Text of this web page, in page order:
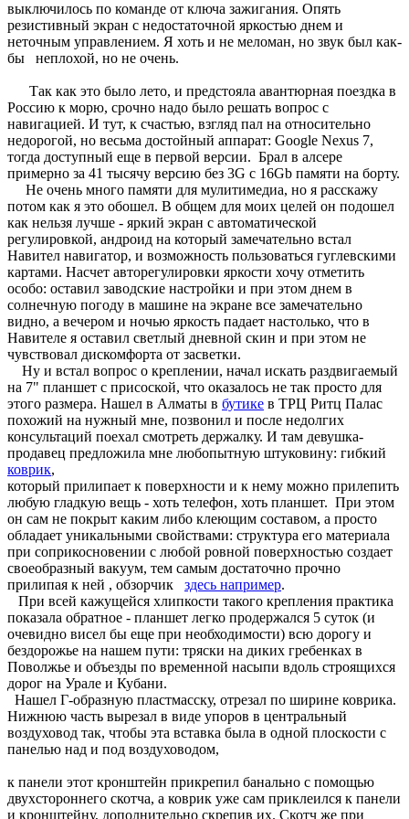
выключилось по команде от ключа зажигания. Опять
резистивный экран с недостаточной яркостью днем и
неточным управлением. Я хоть и не меломан, но звук был как-
бы неплохой, но не очень.
Так как это было лето, и предстояла авантюрная поездка в
Россию к морю, срочно надо было решать вопрос с
навигацией. И тут, к счастью, взгляд пал на относительно
недорогой, но весьма достойный аппарат: Google Nexus 7,
тогда доступный еще в первой версии. Брал в алсере
примерно за 41 тысячу версию без 3G c 16Gb памяти на борту.
Не очень много памяти для мулитимедиа, но я расскажу
потом как я это обошел. В общем для моих целей он подошел
как нельзя лучше - яркий экран с автоматической
регулировкой, андроид на который замечательно встал
Навител навигатор, и возможность пользоваться гуглевскими
картами. Насчет авторегулировки яркости хочу отметить
особо: оставил заводские настройки и при этом днем в
солнечную погоду в машине на экране все замечательно
видно, а вечером и ночью яркость падает настолько, что в
Навителе я оставил светлый дневной скин и при этом не
чувствовал дискомфорта от засветки.
Ну и встал вопрос о креплении, начал искать раздвигаемый
на 7" планшет с присоской, что оказалось не так просто для
этого размера. Нашел в Алматы в бутике в ТРЦ Ритц Палас
похожий на нужный мне, позвонил и после недолгих
консультаций поехал смотреть держалку. И там девушка-
продавец предложила мне любопытную штуковину: гибкий
коврик,
который прилипает к поверхности и к нему можно прилепить
любую гладкую вещь - хоть телефон, хоть планшет. При этом
он сам не покрыт каким либо клеющим составом, а просто
обладает уникальными свойствами: структура его материала
при соприкосновении с любой ровной поверхностью создает
своеобразный вакуум, тем самым достаточно прочно
прилипая к ней , обзорчик здесь например.
При всей кажущейся хлипкости такого крепления практика
показала обратное - планшет легко продержался 5 суток (и
очевидно висел бы еще при необходимости) всю дорогу и
бездорожье на нашем пути: тряски на диких гребенках в
Поволжье и объезды по временной насыпи вдоль строящихся
дорог на Урале и Кубани.
Нашел Г-образную пластмасску, отрезал по ширине коврика.
Нижнюю часть вырезал в виде упоров в центральный
воздуховод так, чтобы эта вставка была в одной плоскости с
панелью над и под воздуховодом,
к панели этот кронштейн прикрепил банально с помощью
двухстороннего скотча, а коврик уже сам приклеился к панели
и кронштейну, дополнительно скрепив их. Скотч же при